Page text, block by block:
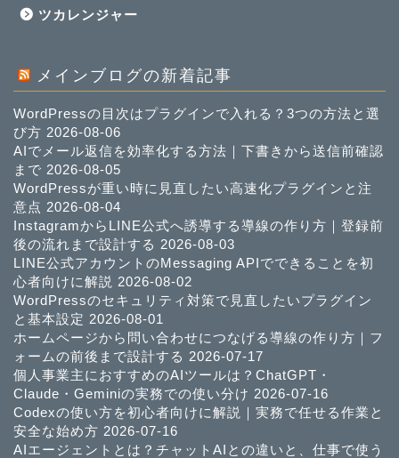
ツカレンジャー
メインブログの新着記事
WordPressの目次はプラグインで入れる？3つの方法と選
び方 2026-08-06
AIでメール返信を効率化する方法｜下書きから送信前確認
まで 2026-08-05
WordPressが重い時に見直したい高速化プラグインと注
意点 2026-08-04
InstagramからLINE公式へ誘導する導線の作り方｜登録前
後の流れまで設計する 2026-08-03
LINE公式アカウントのMessaging APIでできることを初
心者向けに解説 2026-08-02
WordPressのセキュリティ対策で見直したいプラグイン
と基本設定 2026-08-01
ホームページから問い合わせにつなげる導線の作り方｜フ
ォームの前後まで設計する 2026-07-17
個人事業主におすすめのAIツールは？ChatGPT・
Claude・Geminiの実務での使い分け 2026-07-16
Codexの使い方を初心者向けに解説｜実務で任せる作業と
安全な始め方 2026-07-16
AIエージェントとは？チャットAIとの違いと、仕事で使う